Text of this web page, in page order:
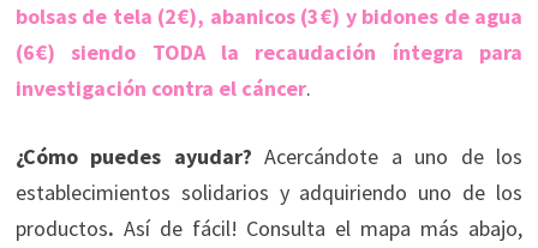
bolsas de tela (2€), abanicos (3€) y bidones de agua
(6€) siendo TODA la recaudación íntegra para
investigación contra el cáncer.
¿Cómo puedes ayudar?Acercándote a uno de los
establecimientos solidarios y adquiriendo uno de los
productos. Así de fácil! Consulta el mapa más abajo,